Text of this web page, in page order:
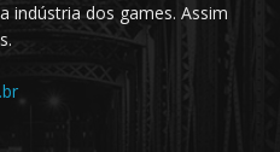
indústria dos games. Assim